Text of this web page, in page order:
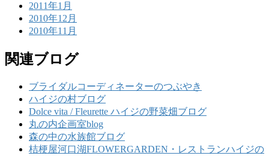
2011年1月
2010年12月
2010年11月
関連ブログ
ブライダルコーディネーターのつぶやき
ハイジの村ブログ
Dolce vita / Fleurette ハイジの野菜畑ブログ
丸の内企画室blog
森の中の水族館ブログ
桔梗屋河口湖FLOWERGARDEN・レストランハイジの